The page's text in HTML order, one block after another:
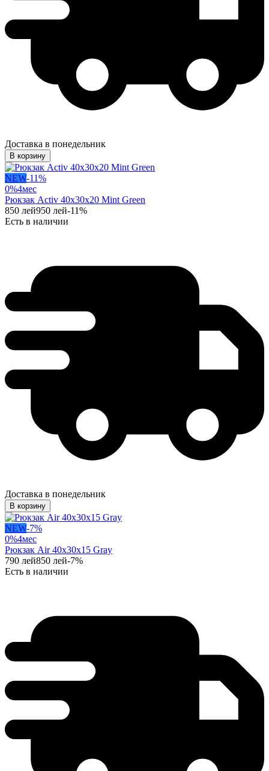
Доставка в понедельник
В корзину
NEW-11%
0%4мес
Рюкзак Activ 40x30x20 Mint Green
850 лей950 лей-11%
Есть в наличии
Доставка в понедельник
В корзину
NEW-7%
0%4мес
Рюкзак Air 40x30x15 Gray
790 лей850 лей-7%
Есть в наличии